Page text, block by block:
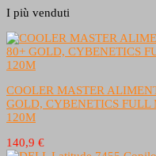
I più venduti
COOLER MASTER
GOLD, CYBENETICS
120M
140,9 €